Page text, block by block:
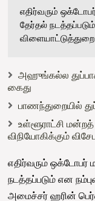
எதிர்வரும்
தேர்தல்
அஹுங்கல்ல
கைது
பாணந்துறையில்
உள்ளூராட்சி
விநியோகிக்கும்
எதிர்வரும் ஒக்டோபர்
நடத்தப்படும் என
அமைச்சர் ஹரின்